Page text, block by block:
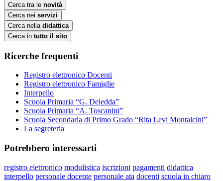
Cerca tra le novità
Cerca nei servizi
Cerca nella didattica
Cerca in tutto il sito
Ricerche frequenti
Registro elettronico Docenti
Registro elettronico Famiglie
Interpello
Scuola Primaria “G. Deledda”
Scuola Primaria “A. Toscanini”
Scuola Secondaria di Primo Grado “Rita Levi Montalcini”
La segreteria
Potrebbero interessarti
registro elettronico modulistica iscrizioni pagamenti didattica
interpello personale docente personale ata docenti scuola in chiaro